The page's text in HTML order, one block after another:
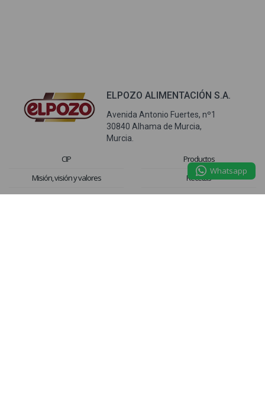
ELPOZO ALIMENTACIÓN S.A.
Avenida Antonio Fuertes, nº1
30840 Alhama de Murcia,
Murcia.
CIP
Misión, visión y valores
Historia
Productos
Recetas
Noticias
Whatsapp